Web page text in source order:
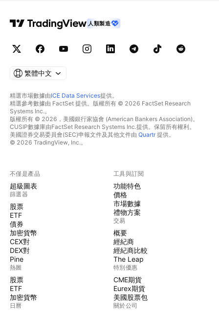
人類製造
繁體中文
精選市場數據由ICE Data Services提供。
精選參考數據由 FactSet 提供。版權所有 © 2026 FactSet Research
Systems Inc.。
版權所有 © 2026，美國銀行家協會 (American Bankers Association)。
CUSIP數據庫由FactSet Research Systems Inc.提供。保留所有權利。
美國證券交易委員會(SEC)申報文件及其他文件由 Quartr提供。
© 2026 TradingView, Inc.。
不僅是產品
超級圖表
篩選器
股票
ETF
債券
加密貨幣
CEX對
DEX對
Pine
熱圖
股票
ETF
加密貨幣
日曆
工具與訂閱
功能特色
價格
市場數據
禮物方案
交易
概要
經紀商
經紀商比較
The Leap
特別優惠
CME期貨
Eurex期貨
美國股票包
關於公司